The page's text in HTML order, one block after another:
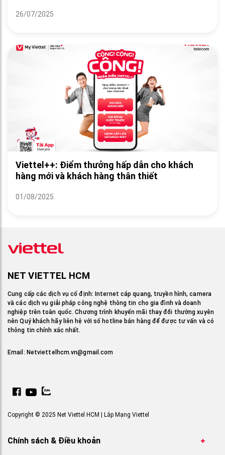
26/07/2025
Viettel++: Điểm thưởng hấp dẫn cho khách
hàng mới và khách hàng thân thiết
01/08/2025
NET VIETTEL HCM
Cung cấp các dịch vụ cố định: Internet cáp quang, truyền hình, camera
và các dịch vụ giải pháp công nghệ thông tin cho gia đình và doanh
nghiệp trên toàn quốc. Chương trình khuyến mãi thay đổi thường xuyên
nên Quý khách hãy liên hệ với số hotline bán hàng để được tư vấn và có
thông tin chính xác nhất.
Email: Netviettelhcm.vn@gmail.com
Copyright © 2025 Net Viettel HCM | Lắp Mạng Viettel
Chính sách & Điều khoản